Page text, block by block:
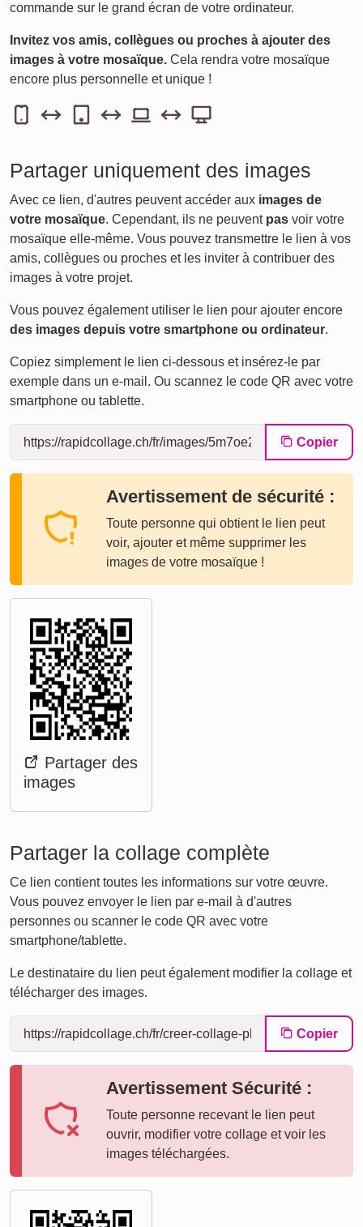
commande sur le grand écran de votre ordinateur.
Invitez vos amis, collègues ou proches à ajouter des
images à votre mosaïque. Cela rendra votre mosaïque
encore plus personnelle et unique !
Partager uniquement des images
Avec ce lien, d'autres peuvent accéder aux images de
votre mosaïque. Cependant, ils ne peuvent pas voir votre
mosaïque elle-même. Vous pouvez transmettre le lien à vos
amis, collègues ou proches et les inviter à contribuer des
images à votre projet.
Vous pouvez également utiliser le lien pour ajouter encore
des images depuis votre smartphone ou ordinateur.
Copiez simplement le lien ci-dessous et insérez-le par
exemple dans un e-mail. Ou scannez le code QR avec votre
smartphone ou tablette.
Copier
Avertissement de sécurité :
Toute personne qui obtient le lien peut
voir, ajouter et même supprimer les
images de votre mosaïque !
Partager des
images
Partager la collage complète
Ce lien contient toutes les informations sur votre œuvre.
Vous pouvez envoyer le lien par e-mail à d'autres
personnes ou scanner le code QR avec votre
smartphone/tablette.
Le destinataire du lien peut également modifier la collage et
télécharger des images.
Copier
Avertissement Sécurité :
Toute personne recevant le lien peut
ouvrir, modifier votre collage et voir les
images téléchargées.